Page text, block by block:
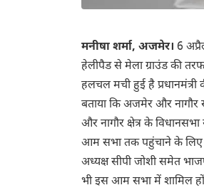
मनीषा शर्मा, अजमेर। 6
हेलीपैड से मेला ग्राउंड की
हलचल मची हुई है
बताया कि अजमेर और
और नागौर क्षेत्र के
आम सभा तक पहुंचाने के लिए
अध्यक्ष सीपी जोशी समेत
भी इस आम सभा में शामिल